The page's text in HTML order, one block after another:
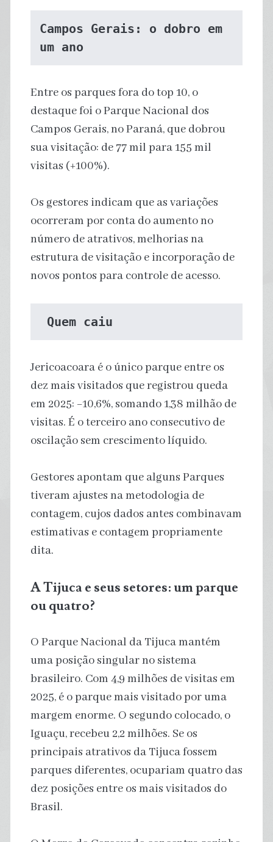
Campos Gerais: o dobro em
um ano
Entre os parques fora do top 10, o
destaque foi o Parque Nacional dos
Campos Gerais, no Paraná, que dobrou
sua visitação: de 77 mil para 155 mil
visitas (+100%).
Os gestores indicam que as variações
ocorreram por conta do aumento no
número de atrativos, melhorias na
estrutura de visitação e incorporação de
novos pontos para controle de acesso.
Quem caiu
Jericoacoara é o único parque entre os
dez mais visitados que registrou queda
em 2025: −10,6%, somando 1,38 milhão de
visitas. É o terceiro ano consecutivo de
oscilação sem crescimento líquido.
Gestores apontam que alguns Parques
tiveram ajustes na metodologia de
contagem, cujos dados antes combinavam
estimativas e contagem propriamente
dita.
A Tijuca e seus setores: um parque
ou quatro?
O Parque Nacional da Tijuca mantém
uma posição singular no sistema
brasileiro. Com 4,9 milhões de visitas em
2025, é o parque mais visitado por uma
margem enorme. O segundo colocado, o
Iguaçu, recebeu 2,2 milhões. Se os
principais atrativos da Tijuca fossem
parques diferentes, ocupariam quatro das
dez posições entre os mais visitados do
Brasil.